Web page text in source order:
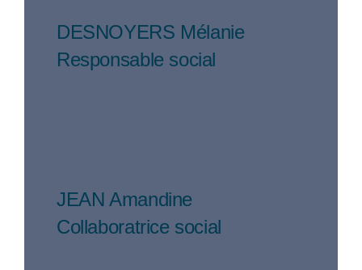
DESNOYERS Mélanie
Responsable social
JEAN Amandine
Collaboratrice social